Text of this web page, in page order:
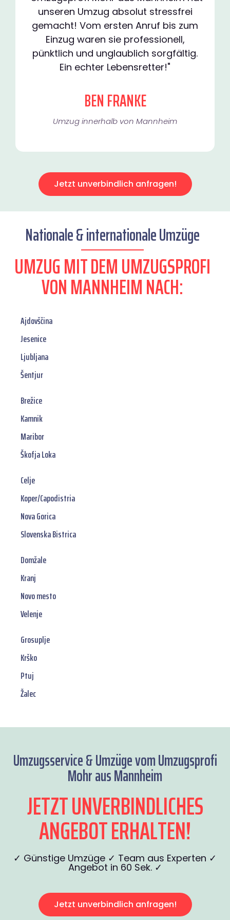
unseren Umzug absolut stressfrei
gemacht! Vom ersten Anruf bis zum
Einzug waren sie professionell,
pünktlich und unglaublich sorgfältig.
Ein echter Lebensretter!"
BEN FRANKE
Umzug innerhalb von Mannheim​
Jetzt unverbindlich anfragen!
Nationale & internationale Umzüge
UMZUG MIT DEM UMZUGSPROFI
VON MANNHEIM NACH:
Ajdovščina
Jesenice
Ljubljana
Šentjur
Brežice
Kamnik
Maribor
Škofja Loka
Celje
Koper/Capodistria
Nova Gorica
Slovenska Bistrica
Domžale
Kranj
Novo mesto
Velenje
Grosuplje
Krško
Ptuj
Žalec
Umzugsservice & Umzüge vom Umzugsprofi
Mohr aus Mannheim
JETZT UNVERBINDLICHES
ANGEBOT ERHALTEN!
✓ Günstige Umzüge ✓ Team aus Experten ✓
Angebot in 60 Sek. ✓
Jetzt unverbindlich anfragen!